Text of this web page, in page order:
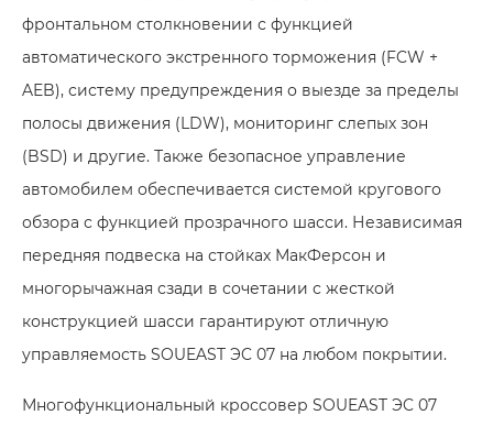
фронтальном столкновении с функцией
автоматического экстренного торможения (FCW +
AEB), систему предупреждения о выезде за пределы
полосы движения (LDW), мониторинг слепых зон
(BSD) и другие. Также безопасное управление
автомобилем обеспечивается системой кругового
обзора с функцией прозрачного шасси. Независимая
передняя подвеска на стойках МакФерсон и
многорычажная сзади в сочетании с жесткой
конструкцией шасси гарантируют отличную
управляемость SOUEAST ЭC 07 на любом покрытии.
Многофункциональный кроссовер SOUEAST ЭC 07